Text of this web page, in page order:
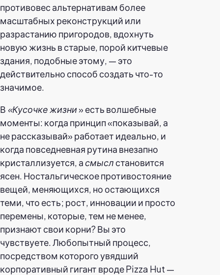
противовес альтернативам более
масштабных реконструкций или
разрастанию пригородов, вдохнуть
новую жизнь в старые, порой китчевые
здания, подобные этому, — это
действительно способ создать что-то
значимое.
В «Кусочке жизни» есть волшебные
моменты: когда принцип «показывай, а
не рассказывай» работает идеально, и
когда повседневная рутина внезапно
кристаллизуется, асмысл становится
ясен. Ностальгическое противостояние
вещей, меняющихся, но остающихся
теми, что есть; рост, инновации и просто
перемены, которые, тем не менее,
признают свои корни? Вы это
чувствуете. Любопытный процесс,
посредством которого увядший
корпоративный гигант вроде Pizza Hut —